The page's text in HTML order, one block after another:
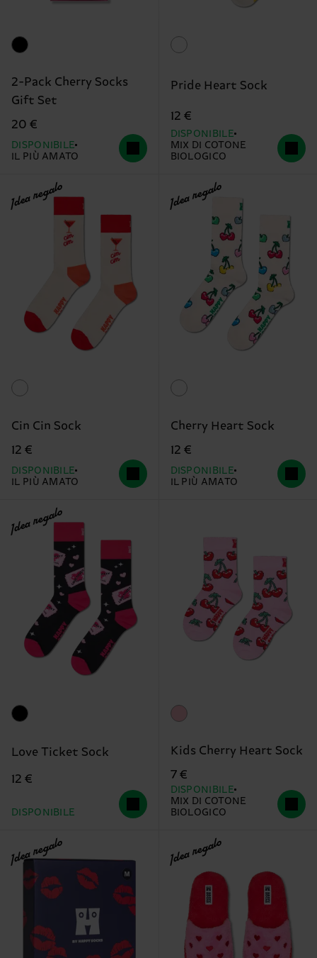
2-Pack Cherry Socks
Gift Set
20 €
DISPONIBILE
IL PIÙ AMATO
Pride Heart Sock
12 €
DISPONIBILE
MIX DI COTONE
BIOLOGICO
Idea regalo
Cin Cin Sock
12 €
DISPONIBILE
IL PIÙ AMATO
Idea regalo
Cherry Heart Sock
12 €
DISPONIBILE
IL PIÙ AMATO
Idea regalo
Love Ticket Sock
12 €
DISPONIBILE
Kids Cherry Heart Sock
7 €
DISPONIBILE
MIX DI COTONE
BIOLOGICO
Idea regalo Idea regalo